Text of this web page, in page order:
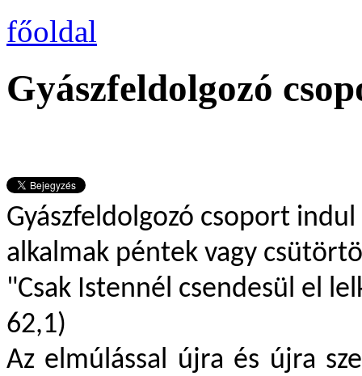
főoldal
Gyászfeldolgozó
Gyászfeldolgozó csoport
alkalmak péntek vagy
"Csak Istennél csendesül el
62,1)
Az elmúlással újra és újra